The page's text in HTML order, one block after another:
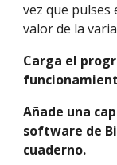
vez que
valor de la
Carga el
Añade una
software de
cuaderno.